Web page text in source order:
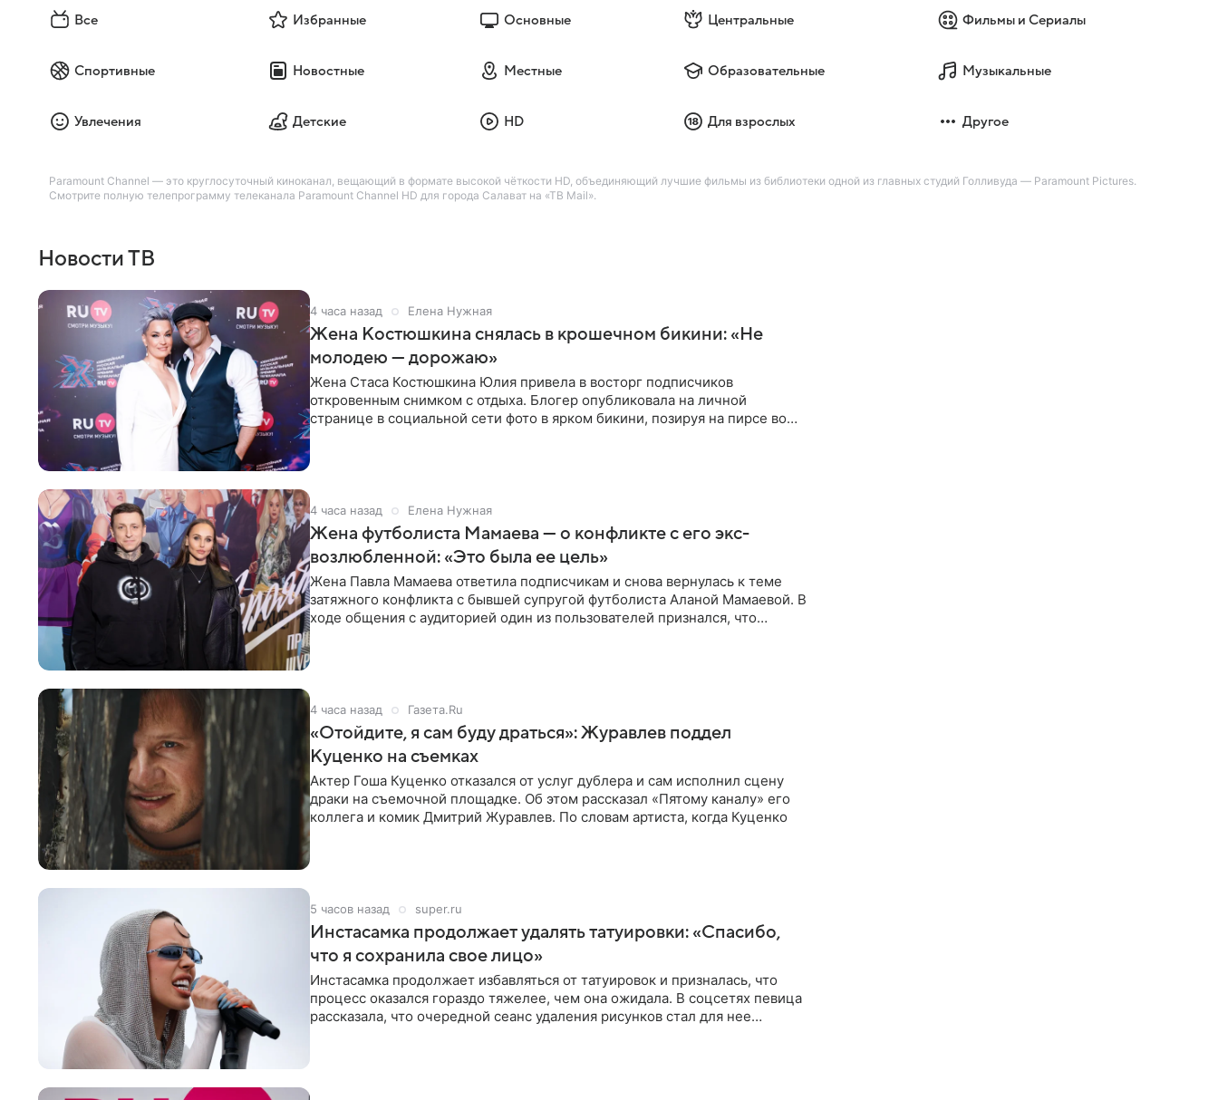
Все Избранные Основные Центральные Фильмы и Сериалы
Спортивные Новостные Местные Образовательные Музыкальные
Увлечения Детские HD Для взрослых Другое
Paramount Channel — это круглосуточный киноканал, вещающий в формате высокой чёткости HD, объединяющий лучшие фильмы из библиотеки одной из главных студий Голливуда — Paramount Pictures.
Смотрите полную телепрограмму телеканала Paramount Channel HD для города Салават на «ТВ Mail».
Новости ТВ
4 часа назад Елена Нужная
Жена Костюшкина снялась в крошечном бикини: «Не
молодею — дорожаю»
Жена Стаса Костюшкина Юлия привела в восторг подписчиков
откровенным снимком с отдыха. Блогер опубликовала на личной
странице в социальной сети фото в ярком бикини, позируя на пирсе во
4 часа назад Елена Нужная
Жена футболиста Мамаева — о конфликте с его экс-
возлюбленной: «Это была ее цель»
Жена Павла Мамаева ответила подписчикам и снова вернулась к теме
затяжного конфликта с бывшей супругой футболиста Аланой Мамаевой. В
ходе общения с аудиторией один из пользователей признался, что
4 часа назад Газета.Ru
«Отойдите, я сам буду драться»: Журавлев поддел
Куценко на съемках
Актер Гоша Куценко отказался от услуг дублера и сам исполнил сцену
драки на съемочной площадке. Об этом рассказал «Пятому каналу» его
коллега и комик Дмитрий Журавлев. По словам артиста, когда Куценко
5 часов назад super.ru
Инстасамка продолжает удалять татуировки: «Спасибо,
что я сохранила свое лицо»
Инстасамка продолжает избавляться от татуировок и призналась, что
процесс оказался гораздо тяжелее, чем она ожидала. В соцсетях певица
рассказала, что очередной сеанс удаления рисунков стал для нее